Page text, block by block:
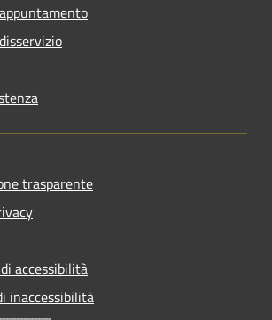
trasparente
accessibilità
inaccessibilità